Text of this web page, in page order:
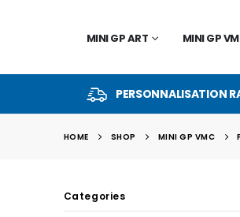
MINI GP ART MINI GP
PERSONNALISATION
HOME SHOP MINI GP VMC
Categories